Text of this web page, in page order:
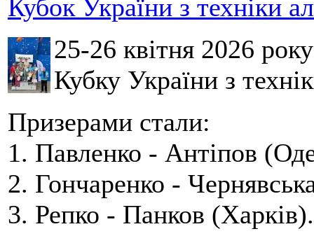
Кубок України з техніки
25-26 квітня 2026
Кубку України з
Призерами стали:
1. Павленко - Антіпов
2. Гончаренко -
3. Репко - Панков (Харків).